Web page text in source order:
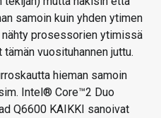
samoin kuin yhden ytimen
prosessorien ytimissä
vuosituhannen juttu.
hieman samoin
Intel® Core™2 Duo
Q6600 KAIKKI sanoivat